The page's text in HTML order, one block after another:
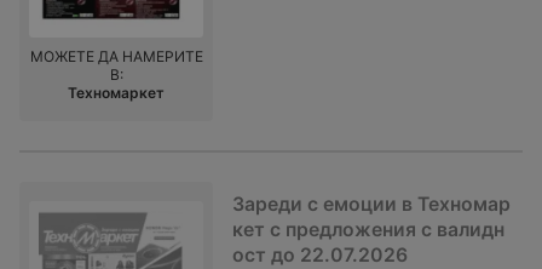
МОЖЕТЕ ДА НАМЕРИТЕ
В:
Техномаркет
Зареди с емоции в Техномар
кет с предложения с валидн
ост до 22.07.2026